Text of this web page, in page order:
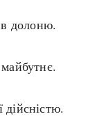
в долоню.